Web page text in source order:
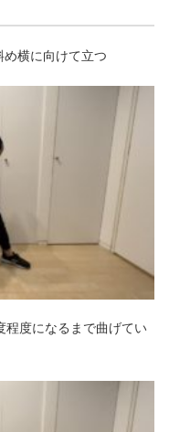
横に向けて立つ
度になるまで曲げてい